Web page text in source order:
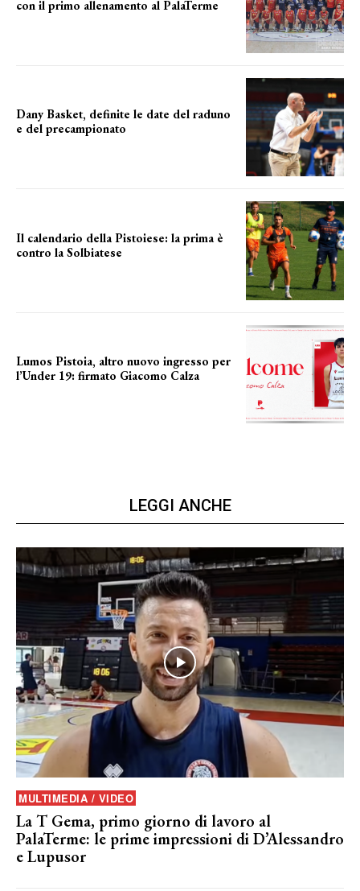
con il primo allenamento al PalaTerme
Dany Basket, definite le date del raduno
e del precampionato
Il calendario della Pistoiese: la prima è
contro la Solbiatese
Lumos Pistoia, altro nuovo ingresso per
l’Under 19: firmato Giacomo Calza
LEGGI ANCHE
MULTIMEDIA / VIDEO
La T Gema, primo giorno di lavoro al
PalaTerme: le prime impressioni di D’Alessandro
e Lupusor